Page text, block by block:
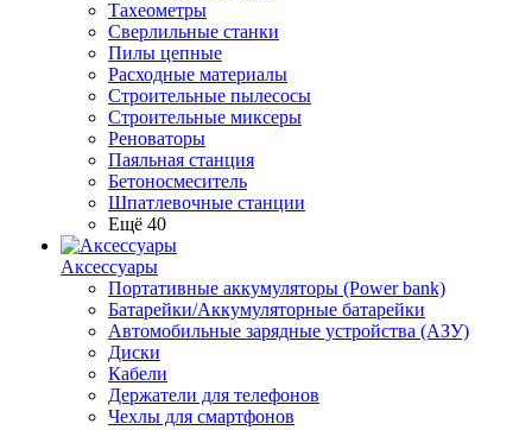
Тахеометры
Сверлильные станки
Пилы цепные
Расходные материалы
Строительные пылесосы
Строительные миксеры
Реноваторы
Паяльная станция
Бетоносмеситель
Шпатлевочные станции
Ещё 40
Аксессуары
Портативные аккумуляторы (Power bank)
Батарейки/Аккумуляторные батарейки
Автомобильные зарядные устройства (АЗУ)
Диски
Кабели
Держатели для телефонов
Чехлы для смартфонов